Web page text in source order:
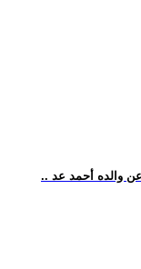
والده أحمد عد